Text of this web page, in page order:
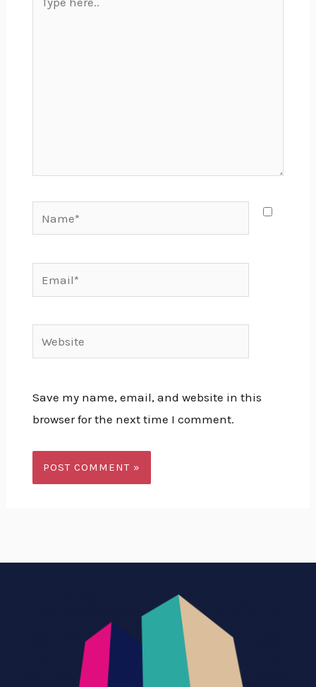
here..
Email*
Website
Save my name, email, and website in this
browser for the next time I comment.